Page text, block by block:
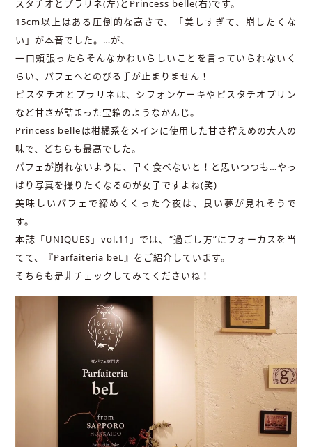
スタチオとプラリネ(左)とPrincess belle(右)です。
15cm以上はある圧倒的な高さで、「美しすぎて、崩したくな
い」が本音でした。…が、
一口頰張ったらそんなかわいらしいことを言っていられないく
らい、パフェへとのびる手が止まりません！
ピスタチオとプラリネは、シフォンケーキやピスタチオプリン
など甘さが詰まった宝箱のようなかんじ。
Princess belleは柑橘系をメインに使用した甘さ控えめの大人の
味で、どちらも最高でした。
パフェが崩れないように、早く食べないと！と思いつつも…やっ
ぱり写真を撮りたくなるのが女子ですよね(笑)
美味しいパフェで締めくくった今夜は、良い夢が見れそうで
す。
本誌「UNIQUES」vol.11」では、“過ごし方”にフォーカスを当
てて、『Parfaiteria beL』をご紹介しています。
そちらも是非チェックしてみてくださいね！